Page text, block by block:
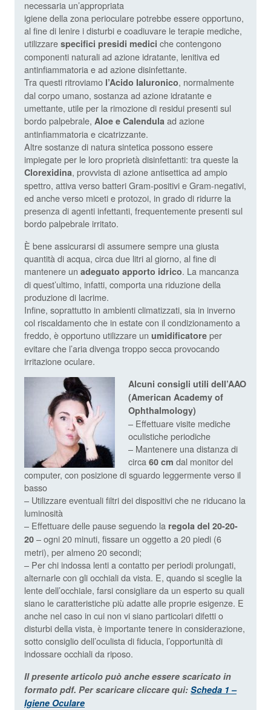
necessaria un’appropriata
igiene della zona perioculare potrebbe essere opportuno,
al fine di lenire i disturbi e coadiuvare le terapie mediche,
utilizzare specifici presidi medici che contengono
componenti naturali ad azione idratante, lenitiva ed
antinfiammatoria e ad azione disinfettante.
Tra questi ritroviamo l’Acido Ialuronico, normalmente
dal corpo umano, sostanza ad azione idratante e
umettante, utile per la rimozione di residui presenti sul
bordo palpebrale, Aloe e Calendula ad azione
antinfiammatoria e cicatrizzante.
Altre sostanze di natura sintetica possono essere
impiegate per le loro proprietà disinfettanti: tra queste la
Clorexidina, provvista di azione antisettica ad ampio
spettro, attiva verso batteri Gram-positivi e Gram-negativi,
ed anche verso miceti e protozoi, in grado di ridurre la
presenza di agenti infettanti, frequentemente presenti sul
bordo palpebrale irritato.
È bene assicurarsi di assumere sempre una giusta
quantità di acqua, circa due litri al giorno, al fine di
mantenere un adeguato apporto idrico. La mancanza
di quest’ultimo, infatti, comporta una riduzione della
produzione di lacrime.
Infine, soprattutto in ambienti climatizzati, sia in inverno
col riscaldamento che in estate con il condizionamento a
freddo, è opportuno utilizzare un umidificatore per
evitare che l’aria divenga troppo secca provocando
irritazione oculare.
Alcuni consigli utili dell’AAO
(American Academy of
Ophthalmology)
– Effettuare visite mediche
oculistiche periodiche
– Mantenere una distanza di
circa60 cm dal monitor del
computer, con posizione di sguardo leggermente verso il
basso
– Utilizzare eventuali filtri dei dispositivi che ne riducano la
luminosità
– Effettuare delle pause seguendo la regola del 20-20-
20 – ogni 20 minuti, fissare un oggetto a 20 piedi (6
metri), per almeno 20 secondi;
– Per chi indossa lenti a contatto per periodi prolungati,
alternarle con gli occhiali da vista. E, quando si sceglie la
lente dell’occhiale, farsi consigliare da un esperto su quali
siano le caratteristiche più adatte alle proprie esigenze. E
anche nel caso in cui non vi siano particolari difetti o
disturbi della vista, è importante tenere in considerazione,
sotto consiglio dell’oculista di fiducia, l’opportunità di
indossare occhiali da riposo.
Il presente articolo può anche essere scaricato in
formato pdf. Per scaricare cliccare qui: Scheda 1 –
Igiene Oculare